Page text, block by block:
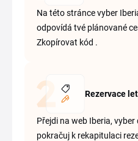
Na této stránce vyber
odpovídá tvé plánované
Zkopírovat kód .
Rezervace
Přejdi na web Iberia,
pokračuj k rekapitulaci